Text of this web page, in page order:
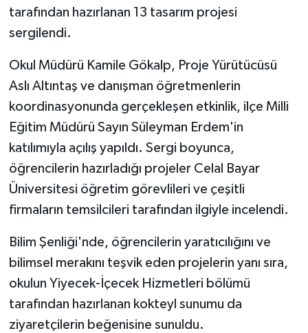
tarafından hazırlanan 13 tasarım projesi
sergilendi.
Okul Müdürü Kamile Gökalp, Proje Yürütücüsü
Aslı Altıntaş ve danışman öğretmenlerin
koordinasyonunda gerçekleşen etkinlik, ilçe Milli
Eğitim Müdürü Sayın Süleyman Erdem'in
katılımıyla açılış yapıldı. Sergi boyunca,
öğrencilerin hazırladığı projeler Celal Bayar
Üniversitesi öğretim görevlileri ve çeşitli
firmaların temsilcileri tarafından ilgiyle incelendi.
Bilim Şenliği'nde, öğrencilerin yaratıcılığını ve
bilimsel merakını teşvik eden projelerin yanı sıra,
okulun Yiyecek-İçecek Hizmetleri bölümü
tarafından hazırlanan kokteyl sunumu da
ziyaretçilerin beğenisine sunuldu.
Ülke